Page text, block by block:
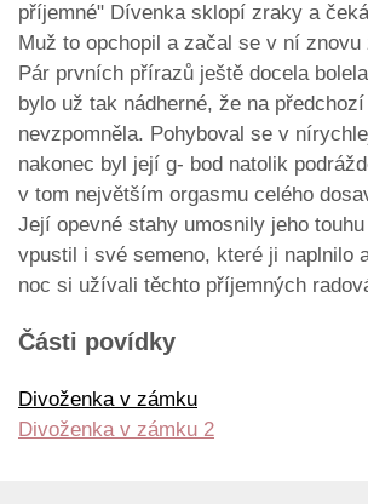
příjemné" Dívenka sklopí zraky a
Muž to opchopil a začal se v ní znovu
Pár prvních přírazů ještě docela
bylo už tak nádherné, že na
nevzpomněla. Pohyboval se v
nakonec byl její g- bod natolik
v tom největším orgasmu celého
Její opevné stahy umosnily jeho
vpustil i své semeno, které ji naplnilo
noc si užívali těchto příjemných
Části povídky
Divoženka v zámku
Divoženka v zámku 2